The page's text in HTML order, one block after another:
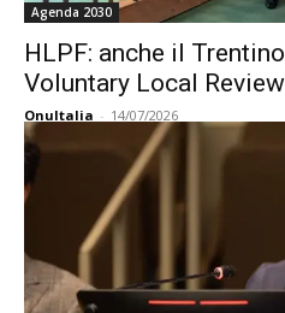
Agenda 2030
HLPF: anche il
Voluntary Local Review
OnuItalia - 14/07/2026